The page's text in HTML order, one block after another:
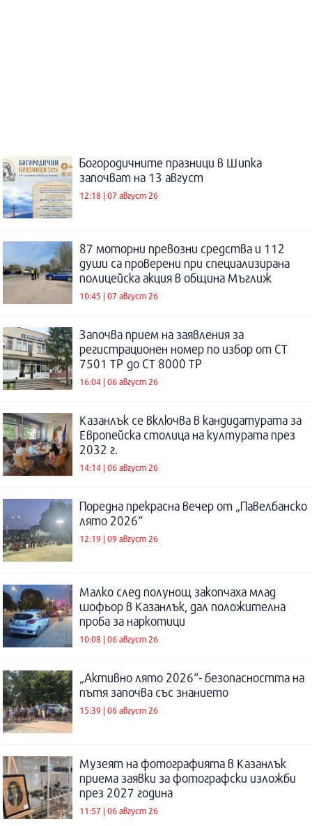
Богородичните празници в Шипка
започват на 13 август
12:18 | 07 август 26
87 моторни превозни средства и 112
души са проверени при специализирана
полицейска акция в община Мъглиж
10:45 | 07 август 26
Започва прием на заявления за
регистрационен номер по избор от СТ
7501 ТР до СТ 8000 ТР
16:04 | 06 август 26
Казанлък се включва в кандидатурата за
Европейска столица на културата през
2032 г.
14:14 | 06 август 26
Поредна прекрасна вечер от „Павелбанско
лято 2026“
12:19 | 09 август 26
Малко след полунощ закопчаха млад
шофьор в Казанлък, дал положителна
проба за наркотици
10:08 | 06 август 26
„Активно лято 2026“- безопасността на
пътя започва със знанието
15:39 | 06 август 26
Музеят на фотографията в Казанлък
приема заявки за фотографски изложби
през 2027 година
11:57 | 06 август 26